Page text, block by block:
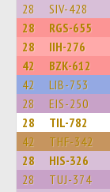
28 SIV-428
28 RGS-655
28 IIH-276
42 BZK-612
42 LIB-753
28 EIS-250
28 TIL-782
42 THF-342
28 HIS-326
28 TUJ-374